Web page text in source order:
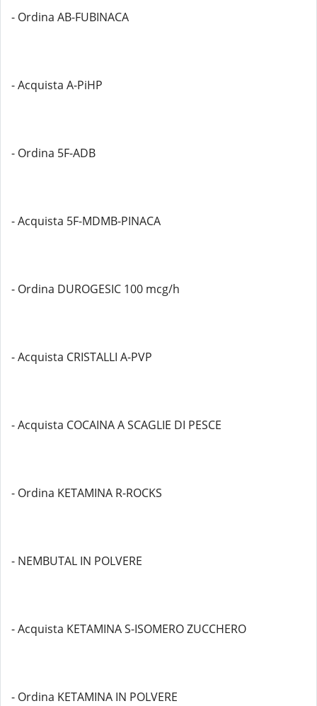
- Ordina AB-FUBINACA
- Acquista A-PiHP
- Ordina 5F-ADB
- Acquista 5F-MDMB-PINACA
- Ordina DUROGESIC 100 mcg/h
- Acquista CRISTALLI A-PVP
- Acquista COCAINA A SCAGLIE DI PESCE
- Ordina KETAMINA R-ROCKS
- NEMBUTAL IN POLVERE
- Acquista KETAMINA S-ISOMERO ZUCCHERO
- Ordina KETAMINA IN POLVERE